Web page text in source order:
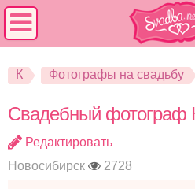
К Фотографы на свадьбу
Свадебный фотограф
Редактировать
Новосибирск
2728